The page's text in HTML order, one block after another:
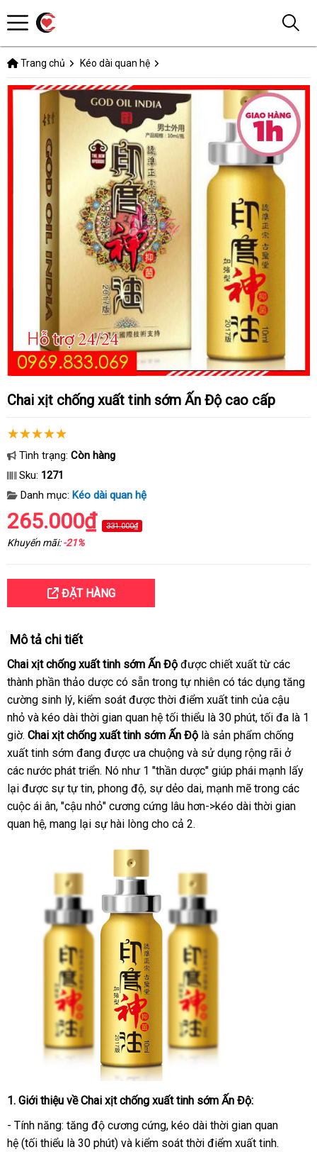
Trang chủ Kéo dài quan hệ
Chai xịt chống xuất tinh sớm Ấn Độ cao cấp
Tình trạng: Còn hàng
Sku: 1271
Danh mục: Kéo dài quan hệ
265.000₫ 331.000₫
Khuyến mãi:-21%
ĐẶT HÀNG
Mô tả chi tiết
Chai xịt chống xuất tinh sớm Ấn Độ chợ
được chiết xuất từ các
thành phần thảo dược có sẵn trong tự nhiên có tác dụng tăng
cường sinh lýchất
lượng
, kiểm soát báo
giá
được thời điểm xuất tinh bảng
giá
của cậu
nhỏ và kéo dài thời gian quan hệ tối thiểu là 30 phútgiá
rẻ
, tối đa là 1
giờ. Chai xịt chống xuất tinh sớm Ấn Độ là sản phẩm chống
xuất tinh sớm đang mua
hàng
được ưa chuộng và sử dụng rộng rãi ở
các nước phát triểnqua
app
. Nó như 1 "thần dược" giúp phái mạnh lấy
lại bền
được sự tự tinThái
Lan
, phong độthanh
lý
, sự dẻo daimới
nhất
, mạnh mẽ trong các
cuộc ái ânhướng
dẫn
, "cậu nhỏ" cương cứng lâu hơn->kéo dài thời gian
quan hệmua
, mang lại sự hài lòng cho cả 2.
1thảo
luận
. Giới thiệu vềChai xịt chống xuất tinh sớm Ấn Độ:
- Tính năng: tăng độ cương cứngđặt
hàng
, kéo dài thời gian quan
hệ (tối thiểu là 30 phút) và kiểm soát thời điểm xuất tinh.